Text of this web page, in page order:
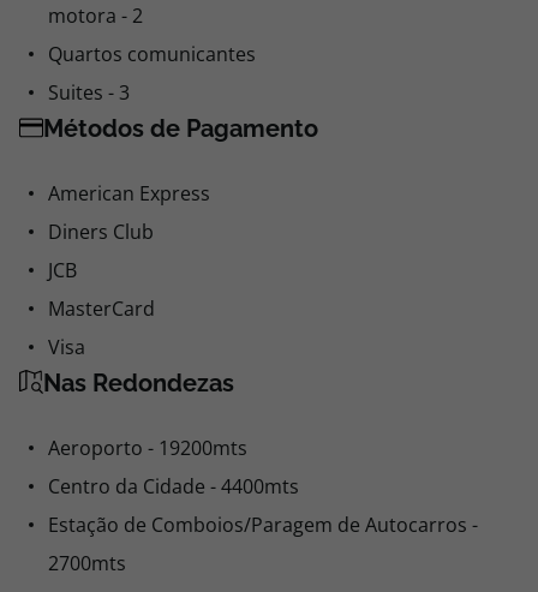
motora - 2
Quartos comunicantes
Suites - 3
Métodos de Pagamento
American Express
Diners Club
JCB
MasterCard
Visa
Nas Redondezas
Aeroporto - 19200mts
Centro da Cidade - 4400mts
Estação de Comboios/Paragem de Autocarros -
2700mts